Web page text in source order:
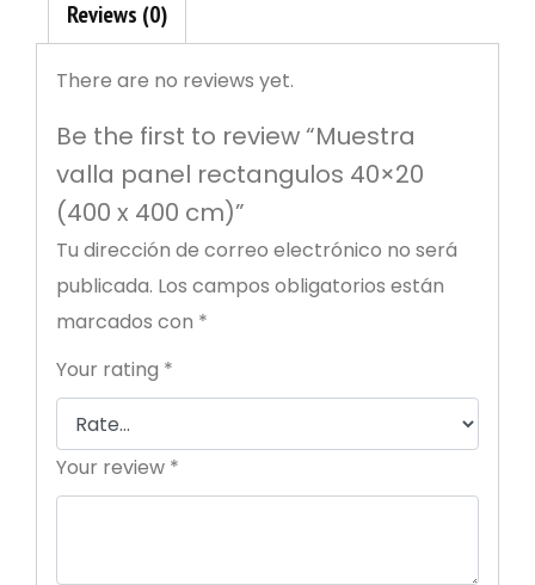
Reviews (0)
There are no reviews yet.
Be the first to review “Muestra
valla panel rectangulos 40×20
(400 x 400 cm)”
Tu dirección de correo electrónico no será
publicada. Los campos obligatorios están
marcados con *
Your rating *
Your review *